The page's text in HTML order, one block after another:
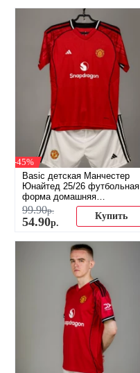
-45%
Basic детская Манчестер
Юнайтед 25/26 футбольная
форма домашняя
(распродажа)
99.90р.
54.90р.
Купить